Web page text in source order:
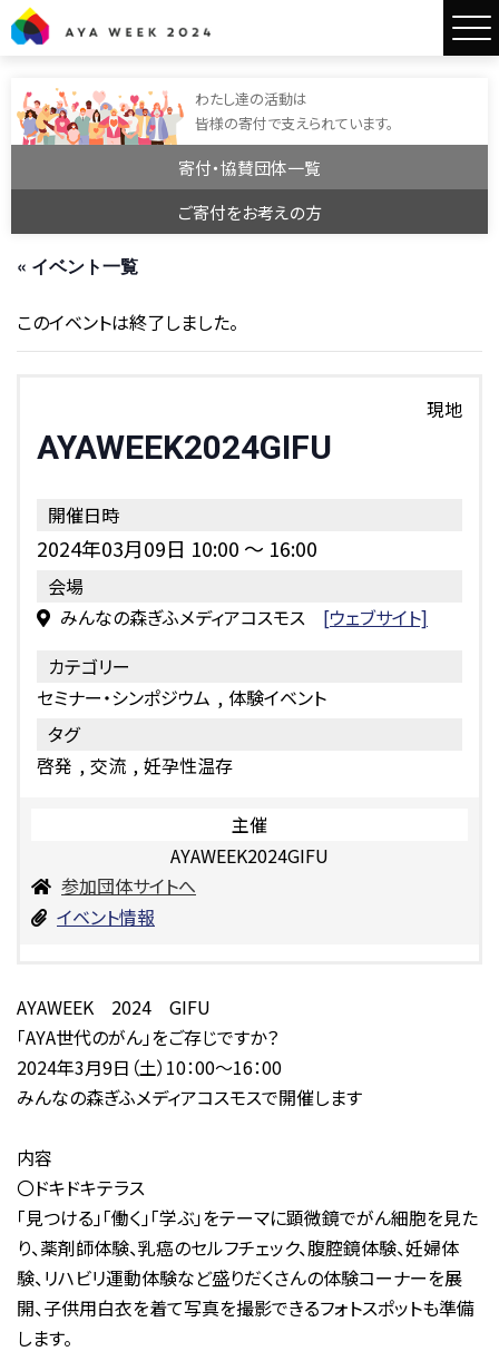
わたし達の活動は
皆様の寄付で支えられています。
寄付・協賛団体一覧
ご寄付をお考えの方
« イベント一覧
このイベントは終了しました。
現地
AYAWEEK2024GIFU
開催日時
2024年03月09日 10:00 ～ 16:00
会場
みんなの森ぎふメディアコスモス [ウェブサイト]
カテゴリー
セミナー・シンポジウム
体験イベント
タグ
啓発
交流 妊孕性温存
主催
AYAWEEK2024GIFU
参加団体サイトへ
イベント情報
AYAWEEK 2024 GIFU
「AYA世代のがん」をご存じですか？
2024年3月9日（土）10：00～16：00
みんなの森ぎふメディアコスモスで開催します
内容
〇ドキドキテラス
「見つける」「働く」「学ぶ」をテーマに顕微鏡でがん細胞を見た
り、薬剤師体験、乳癌のセルフチェック、腹腔鏡体験、妊婦体
験、リハビリ運動体験など盛りだくさんの体験コーナーを展
開、子供用白衣を着て写真を撮影できるフォトスポットも準備
します。